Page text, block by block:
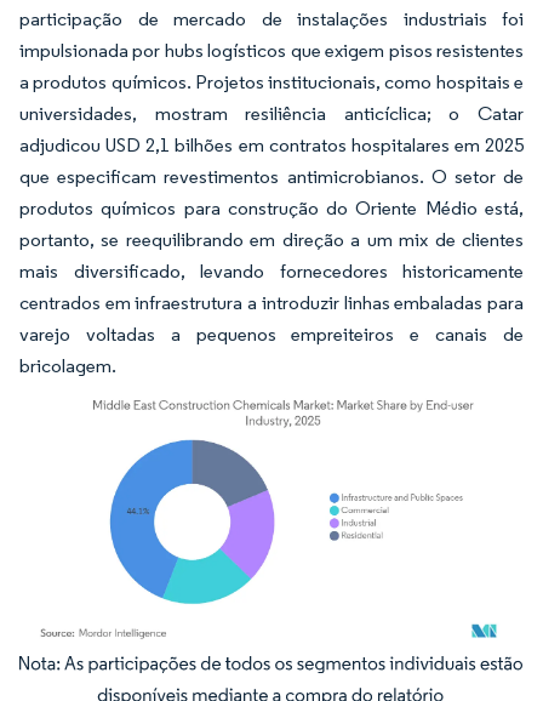
participação de mercado de instalações industriais foi
impulsionada por hubs logísticos que exigem pisos resistentes
a produtos químicos. Projetos institucionais, como hospitais e
universidades, mostram resiliência anticíclica; o Catar
adjudicou USD 2,1 bilhões em contratos hospitalares em 2025
que especificam revestimentos antimicrobianos. O setor de
produtos químicos para construção do Oriente Médio está,
portanto, se reequilibrando em direção a um mix de clientes
mais diversificado, levando fornecedores historicamente
centrados em infraestrutura a introduzir linhas embaladas para
varejo voltadas a pequenos empreiteiros e canais de
bricolagem.
Imagem © Mordor Intelligence. O reuso requer atribuição conforme CC BY 4.0.